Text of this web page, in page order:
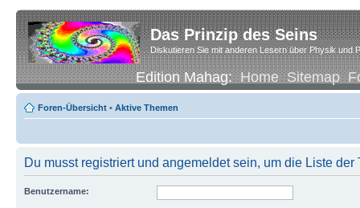
Das Prinzip des Seins
Diskutieren Sie mit anderen Lesern über Physik und
Edition Mahag:Home Sitemap
Foren-Übersicht • Aktive Themen
Du musst registriert und angemeldet sein, um die Liste
Benutzername: